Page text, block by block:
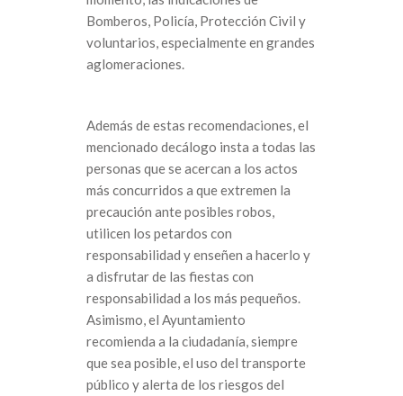
Bomberos, Policía, Protección Civil y
voluntarios, especialmente en grandes
aglomeraciones.
Además de estas recomendaciones, el
mencionado decálogo insta a todas las
personas que se acercan a los actos
más concurridos a que extremen la
precaución ante posibles robos,
utilicen los petardos con
responsabilidad y enseñen a hacerlo y
a disfrutar de las fiestas con
responsabilidad a los más pequeños.
Asimismo, el Ayuntamiento
recomienda a la ciudadanía, siempre
que sea posible, el uso del transporte
público y alerta de los riesgos del